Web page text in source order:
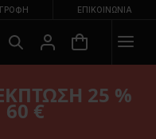
ΕΠΙΚΟΙΝΩΝΊΑ
25 %
€